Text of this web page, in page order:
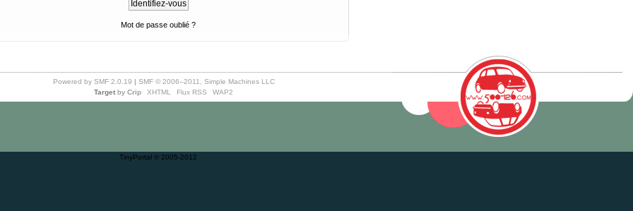
Mot de passe oublié ?
Powered by SMF 2.0.19 | SMF © 2006–2011, Simple Machines LLC
Target by Crip XHTML Flux RSS WAP2
TinyPortal © 2005-2012